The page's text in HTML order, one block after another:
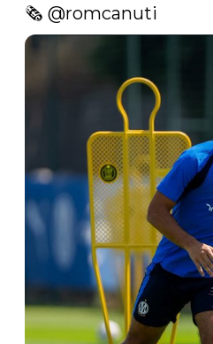
🗞️ @romcanuti